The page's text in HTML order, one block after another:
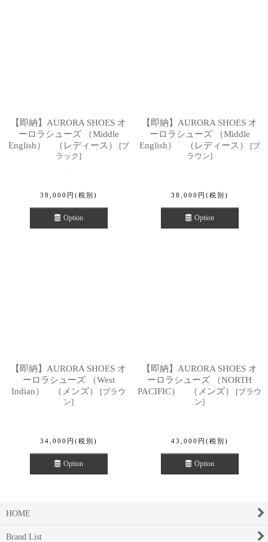
【即納】AURORA SHOES オ
ーロラシューズ （Middle
English） （レディース）
[ブ
ラック]
38,000 円 (税別)
Option
【即納】AURORA SHOES オ
ーロラシューズ （Middle
English） （レディース）
[ブ
ラウン]
38,000 円 (税別)
Option
【即納】AURORA SHOES オ
ーロラシューズ （West
Indian） （メンズ）
[ブラウ
ン]
34,000 円 (税別)
Option
【即納】AURORA SHOES オ
ーロラシューズ （NORTH
PACIFIC） （メンズ）
[ブラウ
ン]
43,000 円 (税別)
Option
HOME
Brand List